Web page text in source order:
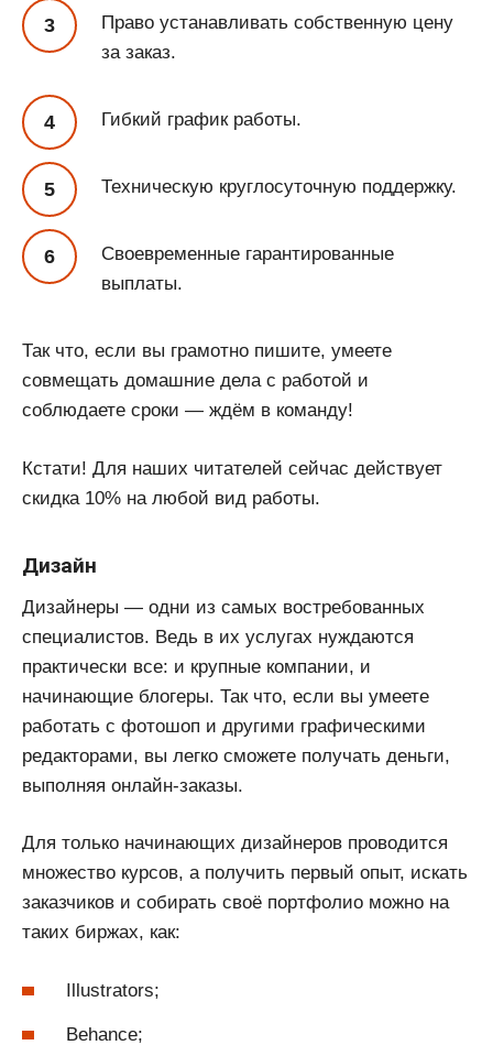
Право устанавливать собственную цену
за заказ.
Гибкий график работы.
Техническую круглосуточную поддержку.
Своевременные гарантированные
выплаты.
Так что, если вы грамотно пишите, умеете
совмещать домашние дела с работой и
соблюдаете сроки — ждём в команду!
Кстати! Для наших читателей сейчас действует
скидка 10% на любой вид работы.
Дизайн
Дизайнеры — одни из самых востребованных
специалистов. Ведь в их услугах нуждаются
практически все: и крупные компании, и
начинающие блогеры. Так что, если вы умеете
работать с фотошоп и другими графическими
редакторами, вы легко сможете получать деньги,
выполняя онлайн-заказы.
Для только начинающих дизайнеров проводится
множество курсов, а получить первый опыт, искать
заказчиков и собирать своё портфолио можно на
таких биржах, как:
Illustrators;
Behance;